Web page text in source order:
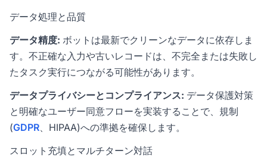
データ処理と品質
データ精度: ボットは最新でクリーンなデータに依存しま
す。不正確な入力や古いレコードは、不完全または失敗し
たタスク実行につながる可能性があります。
データプライバシーとコンプライアンス: データ保護対策
と明確なユーザー同意フローを実装することで、規制
(GDPR、HIPAA)への準拠を確保します。
スロット充填とマルチターン対話